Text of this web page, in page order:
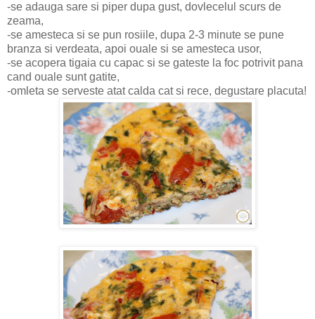
-se adauga sare si piper dupa gust, dovlecelul scurs de
zeama,
-se amesteca si se pun rosiile, dupa 2-3 minute se pune
branza si verdeata, apoi ouale si se amesteca usor,
-se acopera tigaia cu capac si se gateste la foc potrivit pana
cand ouale sunt gatite,
-omleta se serveste atat calda cat si rece, degustare placuta!